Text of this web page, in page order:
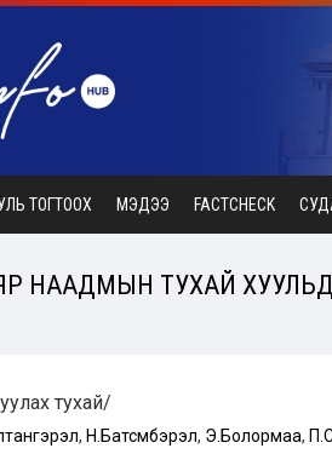
ТОГТООХ МЭДЭЭ FACTCHECK
НААДМЫН ТУХАЙ
тухай/
, Н.Батсүмбэрэл, Э.Болормаа,